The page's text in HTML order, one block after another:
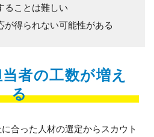
ることは難しい
が得られない可能性がある
者の工数が増え
る
合った人材の選定からスカウト